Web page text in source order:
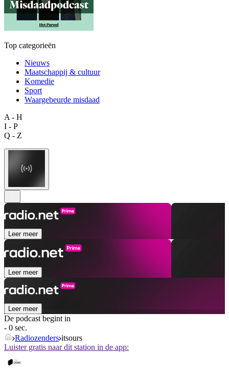
Top categorieën
Nieuws
Maatschappij & cultuur
Komedie
Sport
Waargebeurde misdaad
A - H
I - P
Q - Z
Leer meer
Leer meer
Leer meer
De podcast begint in
- 0 sec.
Radiozenders itsours
Luister gratis naar dit station in de app: